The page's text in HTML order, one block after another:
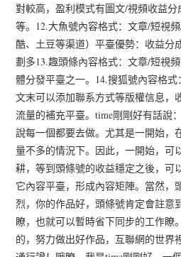
對較高，盈利模式有圖文/視頻收益
等。12.大魚號內容格式：文章/短視
酷、土豆等渠道）平臺優勢：收益分
劃多13.趣頭條內容格式：文章/短視
體分發平臺之一。14.搜狐號內容格式
文末可以添加聯系方式等版權信息，
流量的補充平臺。time剛剛好有話說
說每一個都要去做。尤其是一開始，
量不多的情況下。因此，一開始，可
耕，等到頭條號的收益穩定之後，可
它內容平臺，形成內容矩陣。當然，
烈，你的作品好，頭條號肯定會註意
瞭，也就可以暫時省下同步的工作瞭
的，努力做出好作品，互聯網的世界